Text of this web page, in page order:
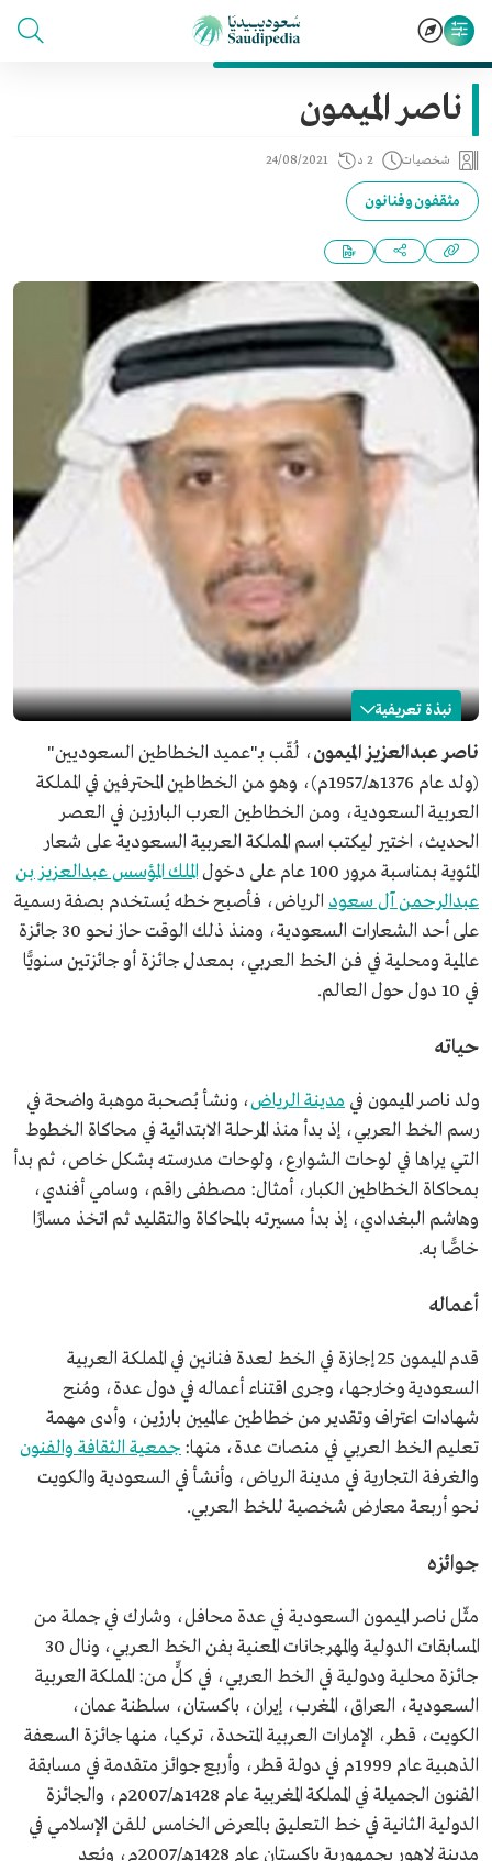
ناصر الميمون
شخصيات 2 د 24/08/2021
مثقفون وفنانون
نبذة تعريفية
ناصر الميمون
الاسم
ناصر الميمون.
تاريخ الميلاد
1376هـ/1957م.
مكان الميلاد
مدينة الرياض.
المجال المهني
اللقب
عميد الخطاطين السعوديين.
ناصر عبدالعزيز الميمون، لُقّب بـ"عميد الخطاطين السعوديين"
(ولد عام 1376هـ/1957م)، وهو من الخطاطين المحترفين في المملكة
العربية السعودية، ومن الخطاطين العرب البارزين في العصر
الحديث، اختير ليكتب اسم المملكة العربية السعودية على شعار
المئوية بمناسبة مرور 100 عام على دخول
الملك المؤسس عبدالعزيز بن
عبدالرحمن آل سعود الرياض، فأصبح خطه يُستخدم بصفة رسمية
على أحد الشعارات السعودية، ومنذ ذلك الوقت حاز نحو 30 جائزة
عالمية ومحلية في فن الخط العربي، بمعدل جائزة أو جائزتين سنويًّا
في 10 دول حول العالم.
حياته
ولد ناصر الميمون في مدينة الرياض، ونشأ بُصحبة موهبة واضحة في
رسم الخط العربي، إذ بدأ منذ المرحلة الابتدائية في محاكاة الخطوط
التي يراها في لوحات الشوارع، ولوحات مدرسته بشكل خاص، ثم بدأ
بمحاكاة الخطاطين الكبار، أمثال: مصطفى راقم، وسامي أفندي،
وهاشم البغدادي، إذ بدأ مسيرته بالمحاكاة والتقليد ثم اتخذ مسارًا
خاصًّا به.
أعماله
قدم الميمون 25 إجازة في الخط لعدة فنانين في المملكة العربية
السعودية وخارجها، وجرى اقتناء أعماله في دول عدة، ومُنح
شهادات اعتراف وتقدير من خطاطين عالميين بارزين، وأدى مهمة
تعليم الخط العربي في منصات عدة، منها: جمعية الثقافة والفنون
والغرفة التجارية في مدينة الرياض، وأنشأ في السعودية والكويت
نحو أربعة معارض شخصية للخط العربي.
جوائزه
مثّل ناصر الميمون السعودية في عدة محافل، وشارك في جملة من
المسابقات الدولية والمهرجانات المعنية بفن الخط العربي، ونال 30
جائزة محلية ودولية في الخط العربي، في كلٍّ من: المملكة العربية
السعودية، العراق، المغرب، إيران، باكستان، سلطنة عمان،
الكويت، قطر، الإمارات العربية المتحدة، تركيا، منها جائزة السعفة
الذهبية عام 1999م في دولة قطر، وأربع جوائز متقدمة في مسابقة
الفنون الجميلة في المملكة المغربية عام 1428هـ/2007م، والجائزة
الدولية الثانية في خط التعليق بالمعرض الخامس للفن الإسلامي في
مدينة لاهور بجمهورية باكستان عام 1428هـ/2007م، ويُعد